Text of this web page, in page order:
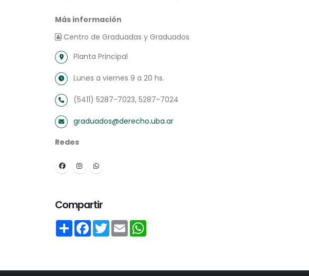
Más información
Centro de Graduadas y Graduados
Planta Principal
Lunes a viernes 9 a 20 hs.
(5411) 5287-7023, 5287-7024
graduados@derecho.uba.ar
Redes
Compartir
Share Facebook
TwitterEmail